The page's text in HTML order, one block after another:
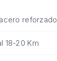
reforzado
18-20 Km